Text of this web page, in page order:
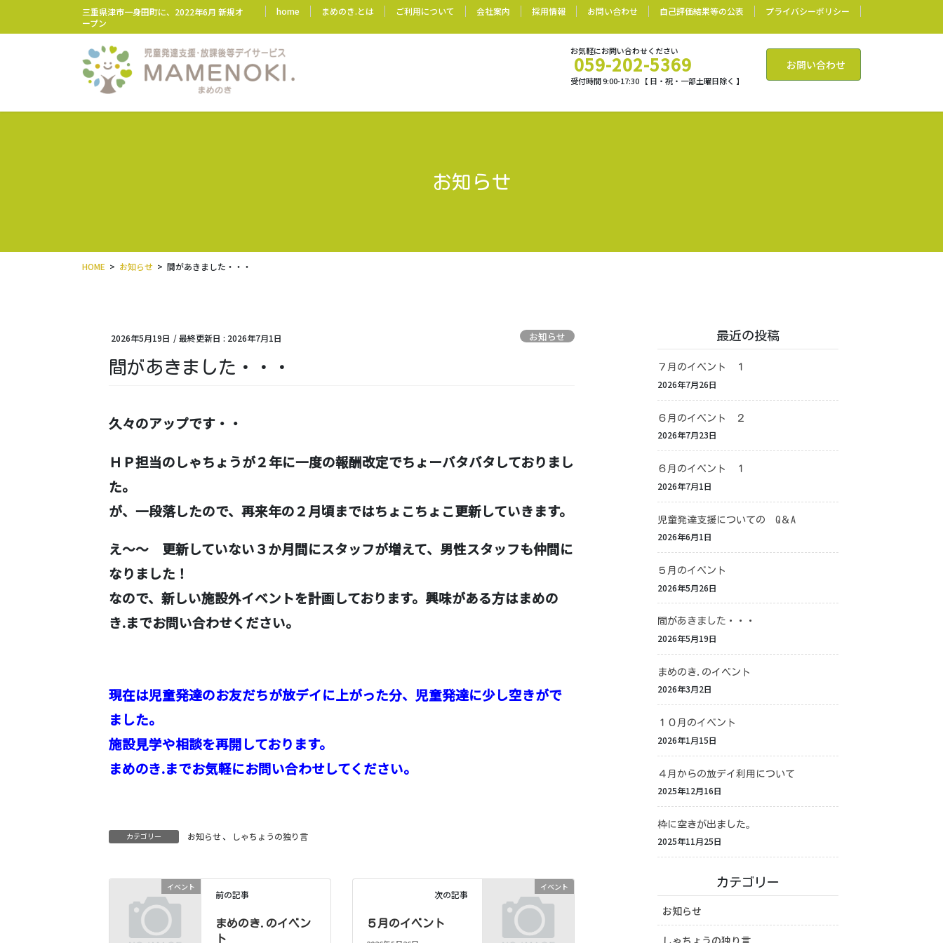
移
ン
三重県津市一身田町に、2022年6月 新規オ
ープン
home まめのき.とは ご利用について 会社案内 採用情報 お問い合わせ 自己評価結果等の公表 プライバシーポリシー
お気軽にお問い合わせください
059-202-5369
受付時間 9:00-17:30 【 日・祝・一部土曜日除く 】
お問い合わせ
お知らせ
HOME お知らせ 間があきました・・・
2026年5月19日 / 最終更新日 : 2026年7月1日 お知らせ
間があきました・・・
久々のアップです・・
ＨＰ担当のしゃちょうが２年に一度の報酬改定でちょーバタバタしておりまし
た。
が、一段落したので、再来年の２月頃まではちょこちょこ更新していきます。
え～～ 更新していない３か月間にスタッフが増えて、男性スタッフも仲間に
なりました！
なので、新しい施設外イベントを計画しております。興味がある方はまめの
き.までお問い合わせください。
現在は児童発達のお友だちが放デイに上がった分、児童発達に少し空きがで
ました。
施設見学や相談を再開しております。
まめのき.までお気軽にお問い合わせしてください。
カテゴリー お知らせ、 しゃちょうの独り言
イベント
前の記事
まめのき.のイベン
ト
イベント
次の記事
５月のイベント
最近の投稿
７月のイベント １
2026年7月26日
６月のイベント ２
2026年7月23日
６月のイベント １
2026年7月1日
児童発達支援についての Q＆A
2026年6月1日
５月のイベント
2026年5月26日
間があきました・・・
2026年5月19日
まめのき.のイベント
2026年3月2日
１０月のイベント
2026年1月15日
４月からの放デイ利用について
2025年12月16日
枠に空きが出ました。
2025年11月25日
カテゴリー
お知らせ